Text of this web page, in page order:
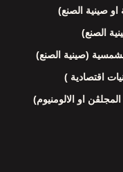
او صينية الصنع)
الصنع)
(صينية الصنع)
اقتصادية )
او الالومنيوم)